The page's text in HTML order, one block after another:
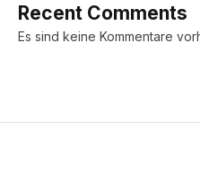
Recent Comments
Es sind keine Kommentare